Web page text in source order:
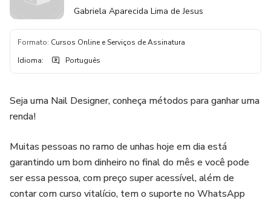
Gabriela Aparecida Lima de Jesus
Formato: Cursos Online e Serviços de Assinatura
Idioma: Português
Seja uma Nail Designer, conheça métodos para ganhar uma
renda!
Muitas pessoas no ramo de unhas hoje em dia está
garantindo um bom dinheiro no final do mês e você pode
ser essa pessoa, com preço super acessível, além de
contar com curso vitalício, tem o suporte no WhatsApp